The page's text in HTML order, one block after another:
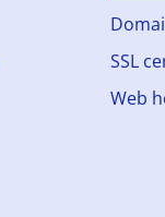
SSL
Web